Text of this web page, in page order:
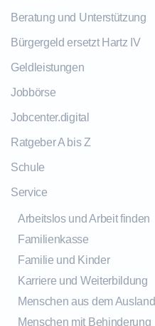
Beratung und Unterstützung
Bürgergeld ersetzt Hartz IV
Geldleistungen
Jobbörse
Jobcenter.digital
Ratgeber A bis Z
Schule
Service
Arbeitslos und Arbeit finden
Familienkasse
Familie und Kinder
Karriere und Weiterbildung
Menschen aus dem Ausland
Menschen mit Behinderung